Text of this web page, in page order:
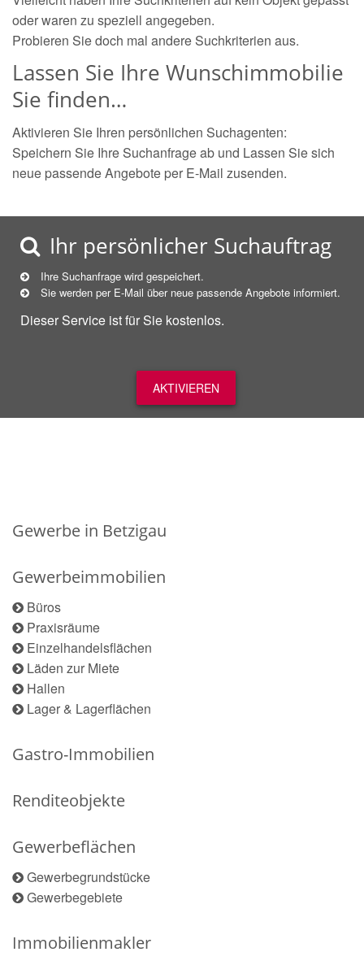
oder waren zu speziell angegeben.
Probieren Sie doch mal andere Suchkriterien aus.
Lassen Sie Ihre Wunschimmobilie
Sie finden…
Aktivieren Sie Ihren persönlichen Suchagenten:
Speichern Sie Ihre Suchanfrage ab und Lassen Sie sich
neue passende Angebote per E-Mail zusenden.
Ihr persönlicher Suchauftrag
Ihre Suchanfrage wird gespeichert.
Sie werden per E-Mail über neue passende Angebote informiert.
Dieser Service ist für Sie kostenlos.
AKTIVIEREN
Gewerbe in Betzigau
Gewerbeimmobilien
Büros
Praxisräume
Einzelhandelsflächen
Läden zur Miete
Hallen
Lager & Lagerflächen
Gastro-Immobilien
Renditeobjekte
Gewerbeflächen
Gewerbegrundstücke
Gewerbegebiete
Immobilienmakler